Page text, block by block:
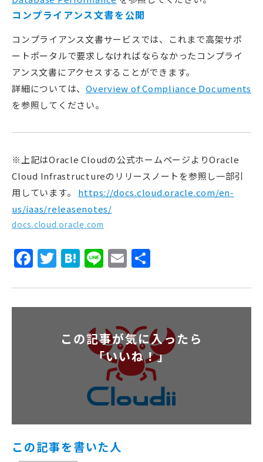
コンプライアンス文書を公開
コンプライアンス文書サービスでは、これまで高架サポ
ートポータルで要求しなければならなかったコンプライ
アンス文書にアクセスすることができます。
詳細については、 Overview of Compliance Documents
を参照してください。
※上記はOracle Cloudの公式ホームページよりOracle
Cloud Infrastructureのリリースノートを参照し一部引
用しています。 https://docs.cloud.oracle.com/en-
us/iaas/releasenotes/
docs.cloud.oracle.com
Facebook
Twitter
Hatena
LineEmail
この記事が気に入ったら
「いいね！」
この記事を書いた人